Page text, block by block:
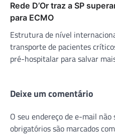
Rede D’Or traz a SP
para ECMO
Estrutura de nível
transporte de pacientes
pré-hospitalar para salvar
Deixe um comentário
O seu endereço de e-mail não
obrigatórios são marcados com